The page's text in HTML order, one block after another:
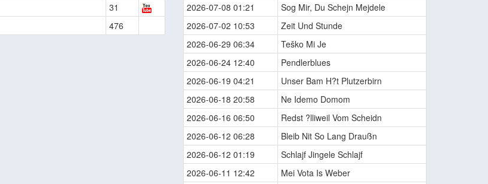
31
476
2026-07-08 01:21
Sog Mir, Du Schejn Mejdele
2026-07-02 10:53
Zeit Und Stunde
2026-06-29 06:34
Teško Mi Je
2026-06-24 12:40
Pendlerblues
2026-06-19 04:21
Unser Bam H?t Plutzerbirn
2026-06-18 20:58
Ne Idemo Domom
2026-06-16 06:50
Redst ?lliweil Vom Scheidn
2026-06-12 06:28
Bleib Nit So Lang Draußn
2026-06-12 01:19
Schlajf Jingele Schlajf
2026-06-11 12:42
Mei Vota Is Weber